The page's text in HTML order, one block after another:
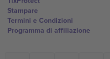
Stampare
Termini e Condizioni
Programma di affiliazione